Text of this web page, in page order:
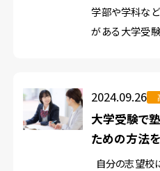
学部や学科な
がある大学受験
るためには、「
2024.09.26
大学受験で
ための方法
自分の志望校